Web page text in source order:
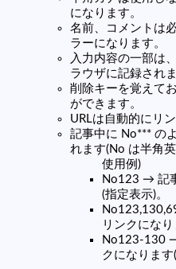
になります。
名前、コメントは
ラーになります。
入力内容の一部は
ラウザに記録されま
削除キーを覚えて
ができます。
URLは自動的にリ
記事中に No*** の
れます(No は半角
使用例)
No123 → 記
(指定表示)。
リンクになり
No123-130
クになります